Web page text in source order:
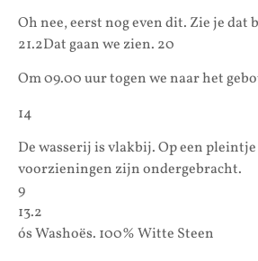
Oh nee, eerst nog even dit. Zie je dat
21.2Dat gaan we zien. 20
Om 09.00 uur togen we naar het
14
De wasserij is vlakbij. Op een
voorzieningen zijn ondergebracht.
9
13.2
ós Washoës. 100% Witte Steen